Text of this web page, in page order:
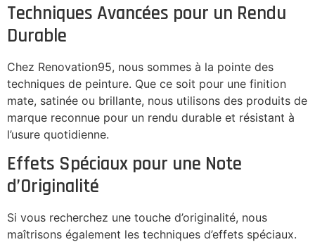
Techniques Avancées pour un Rendu
Durable
Chez Renovation95, nous sommes à la pointe des
techniques de peinture. Que ce soit pour une finition
mate, satinée ou brillante, nous utilisons des produits de
marque reconnue pour un rendu durable et résistant à
l’usure quotidienne.
Effets Spéciaux pour une Note
d’Originalité
Si vous recherchez une touche d’originalité, nous
maîtrisons également les techniques d’effets spéciaux.